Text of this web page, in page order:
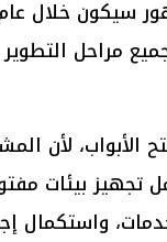
مراحل التطوير
لأن
تجهيز بيئات
واستكمال